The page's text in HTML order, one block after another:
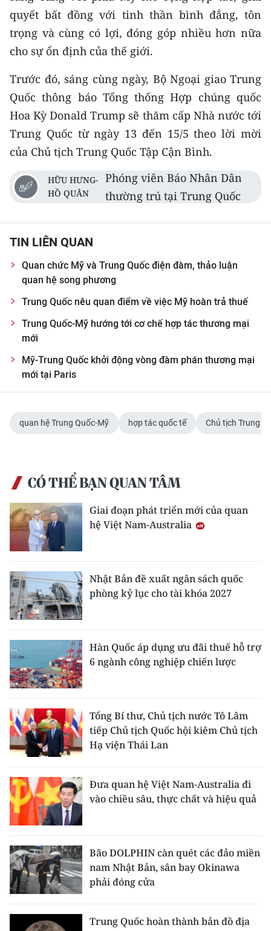
Media Khoa học - Công nghệ
Media Môi trường
Infographic
TIN MỚI
TIN ĐỊA PHƯƠNG
Trung du và miền núi phía Bắc
Bắc Trung Bộ
Duyên hải Nam Trung Bộ và Tây
Nguyên
Đông Nam Bộ
Đồng bằng sông Cửu Long
Chuyên trang Hà Nội
VỀ BÁO NHÂN DÂN
THỜI NAY
NHÂN DÂN CUỐI TUẦN
NHÂN DÂN HẰNG THÁNG
MUA BÁO
ENGLISH
FRANÇAIS
РУССКИЙ
ESPAÑOL
한국어
quyết bất đồng với tinh thần bình đẳng, tôn
trọng và cùng có lợi, đóng góp nhiều hơn nữa
cho sự ổn định của thế giới.
Trước đó, sáng cùng ngày, Bộ Ngoại giao Trung
Quốc thông báo Tổng thống Hợp chúng quốc
Hoa Kỳ Donald Trump sẽ thăm cấp Nhà nước tới
Trung Quốc từ ngày 13 đến 15/5 theo lời mời
của Chủ tịch Trung Quốc Tập Cận Bình.
HỮU HƯNG-
HỒ QUÂN
Phóng viên Báo Nhân Dân
thường trú tại Trung Quốc
TIN LIÊN QUAN
Quan chức Mỹ và Trung Quốc điện đàm, thảo luận
quan hệ song phương
Trung Quốc nêu quan điểm về việc Mỹ hoàn trả thuế
Trung Quốc-Mỹ hướng tới cơ chế hợp tác thương mại
mới
Mỹ-Trung Quốc khởi động vòng đàm phán thương mại
mới tại Paris
quan hệ Trung Quốc-Mỹ hợp tác quốc tế Chủ tịch Trung
CÓ THỂ BẠN QUAN TÂM
Giai đoạn phát triển mới của quan
hệ Việt Nam-Australia
Nhật Bản đề xuất ngân sách quốc
phòng kỷ lục cho tài khóa 2027
Hàn Quốc áp dụng ưu đãi thuế hỗ trợ
6 ngành công nghiệp chiến lược
Tổng Bí thư, Chủ tịch nước Tô Lâm
tiếp Chủ tịch Quốc hội kiêm Chủ tịch
Hạ viện Thái Lan
Đưa quan hệ Việt Nam-Australia đi
vào chiều sâu, thực chất và hiệu quả
Bão DOLPHIN càn quét các đảo miền
nam Nhật Bản, sân bay Okinawa
phải đóng cửa
Trung Quốc hoàn thành bản đồ địa